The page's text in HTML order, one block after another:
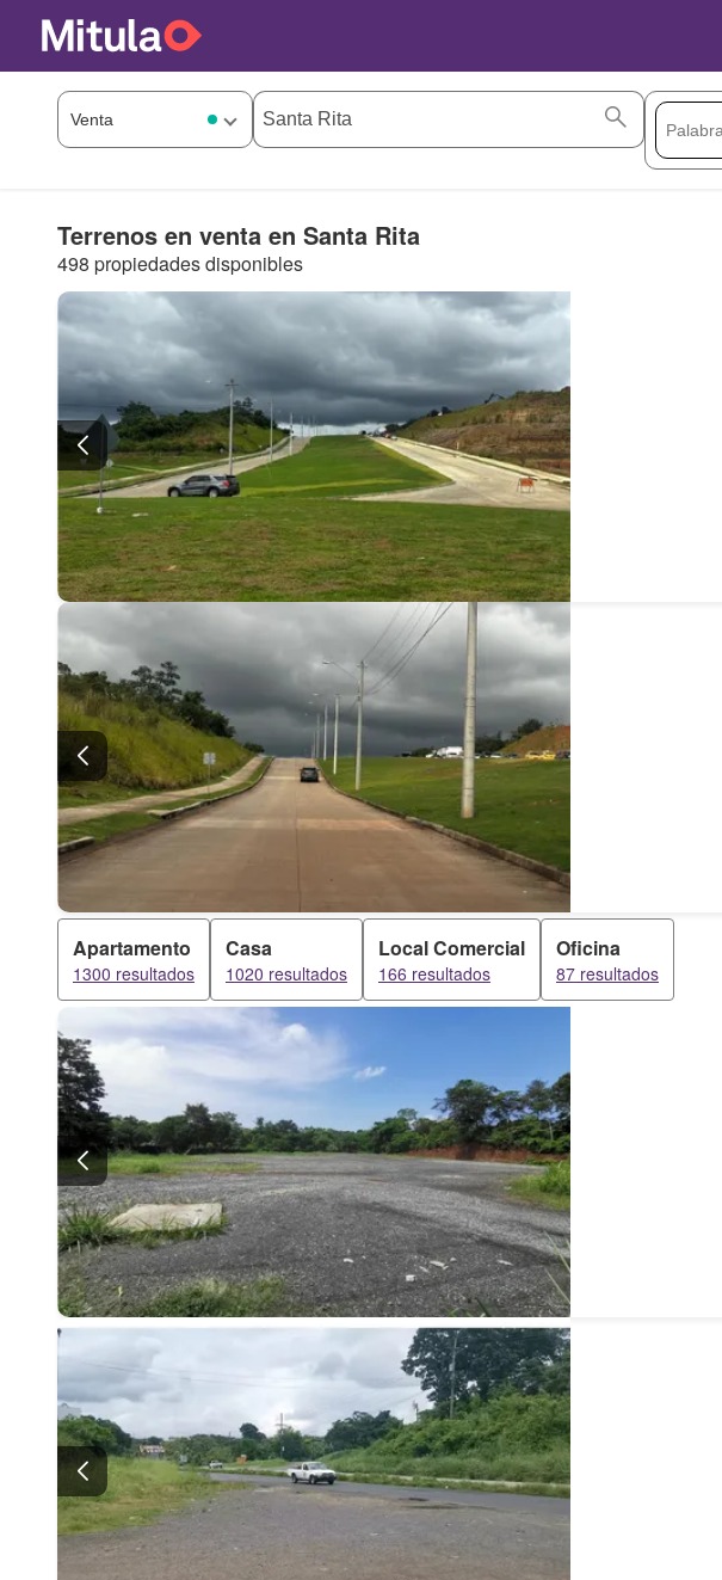
Terrenos en venta en Santa Rita
498 propiedades disponibles
Apartamento
1300 resultados
Casa
1020 resultados
Local Comercial
166 resultados
Oficina
87 resultados